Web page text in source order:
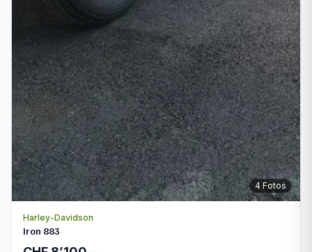
4 Fotos
Harley-Davidson
Iron 883